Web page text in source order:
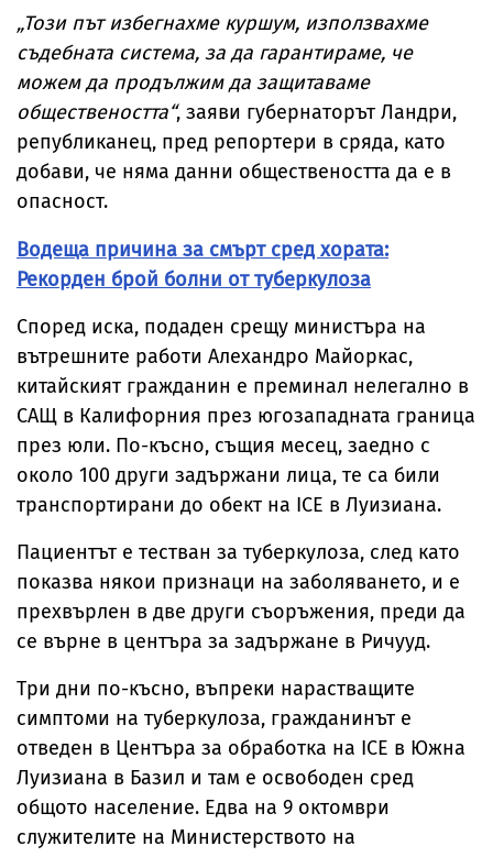
„Този път избегнахме куршум, използвахме
съдебната система, за да гарантираме, че
можем да продължим да защитаваме
обществеността“, заяви губернаторът Ландри,
републиканец, пред репортери в сряда, като
добави, че няма данни обществеността да е в
опасност.
Водеща причина за смърт сред хората:
Рекорден брой болни от туберкулоза
Според иска, подаден срещу министъра на
вътрешните работи Алехандро Майоркас,
китайският гражданин е преминал нелегално в
САЩ в Калифорния през югозападната граница
през юли. По-късно, същия месец, заедно с
около 100 други задържани лица, те са били
транспортирани до обект на ICE в Луизиана.
Пациентът е тестван за туберкулоза, след като
показва някои признаци на заболяването, и е
прехвърлен в две други съоръжения, преди да
се върне в центъра за задържане в Ричууд.
Три дни по-късно, въпреки нарастващите
симптоми на туберкулоза, гражданинът е
отведен в Центъра за обработка на ICE в Южна
Луизиана в Базил и там е освободен сред
общото население. Едва на 9 октомври
служителите на Министерството на